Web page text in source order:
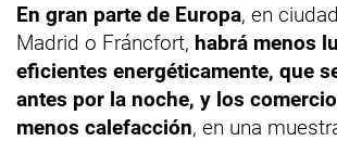
En gran parte de Europa, en
Madrid o Fráncfort, habrá menos
eficientes energéticamente, que
antes por la noche, y los
menos calefacción, en una